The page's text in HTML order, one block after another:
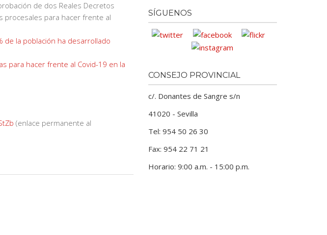
de dos Reales Decretos
procesales para hacer frente al
de la población ha desarrollado
para hacer frente al Covid-19 en la
(enlace permanente al
SÍGUENOS
CONSEJO PROVINCIAL
c/. Donantes de Sangre s/n
41020 - Sevilla
Tel: 954 50 26 30
Fax: 954 22 71 21
Horario: 9:00 a.m. - 15:00 p.m.